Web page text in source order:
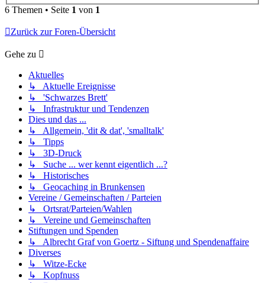
6 Themen • Seite 1 von 1
Zurück zur Foren-Übersicht
Gehe zu
Aktuelles
↳ Aktuelle Ereignisse
↳ 'Schwarzes Brett'
↳ Infrastruktur und Tendenzen
Dies und das ...
↳ Allgemein, 'dit & dat', 'smalltalk'
↳ Tipps
↳ 3D-Druck
↳ Suche ... wer kennt eigentlich ...?
↳ Historisches
↳ Geocaching in Brunkensen
Vereine / Gemeinschaften / Parteien
↳ Ortsrat/Parteien/Wahlen
↳ Vereine und Gemeinschaften
Stiftungen und Spenden
↳ Albrecht Graf von Goertz - Siftung und Spendenaffaire
Diverses
↳ Witze-Ecke
↳ Kopfnuss